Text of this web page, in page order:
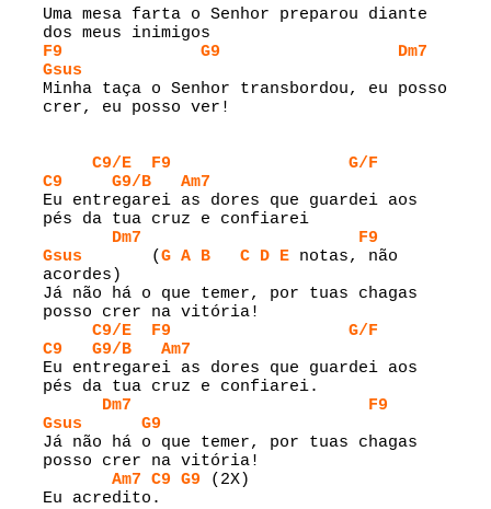
Uma mesa farta o Senhor preparou diante
F9
G9
Dm7
Gsus
Minha taça o Senhor transbordou, eu posso
crer, eu posso ver!
C9/E F9
G/F
C9
G9/B
Am7
Eu entregarei as dores que guardei aos
pés da tua cruz e confiarei
Dm7
F9
Gsus
       (
G A B C D E notas, não
acordes)
Já não há o que temer, por tuas chagas
posso crer na vitória!
C9/E
F9
G/F
C9
G9/B
Am7
Eu entregarei as dores que guardei aos
pés da tua cruz e confiarei.
Dm7
F9
Gsus
G9
Já não há o que temer, por tuas chagas
posso crer na vitória!
Am7 C9 G9 (2X)
Eu acredito.